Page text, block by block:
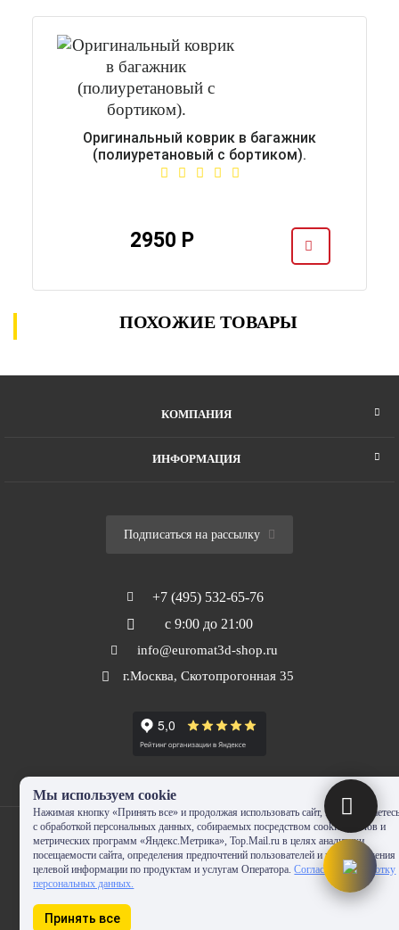
Оригинальный коврик в багажник
(полиуретановый с бортиком).
2950 Р
ПОХОЖИЕ ТОВАРЫ
КОМПАНИЯ
ИНФОРМАЦИЯ
Подписаться на рассылку
+7 (495) 532-65-76
с 9:00 до 21:00
info@euromat3d-shop.ru
г.Москва, Скотопрогонная 35
© 2010-2024 - EUROMAT|3D-SHOP.RU. Все права защищены. Копирование
Мы используем cookie
Нажимая кнопку «Принять все» и продолжая использовать сайт, Вы
с обработкой персональных данных, собираемых посредством cookie-файлов и
метрических программ «Яндекс.Метрика», Top.Mail.ru в целях аналитики
посещаемости сайта, определения предпочтений пользователей и предоставления
целевой информации по продуктам и услугам Оператора.Согласие на обработку
персональных данных.
Принять все